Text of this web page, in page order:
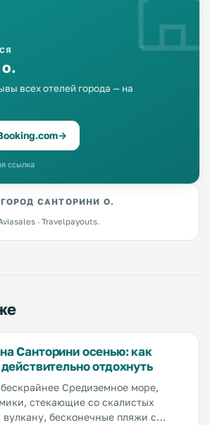
всех отелей города — на
→
ссылка
САНТОРИНИ О.
· Travelpayouts.
Санторини осенью: как
отдохнуть
Средиземное море,
стекающие со скалистых
бесконечные пляжи с